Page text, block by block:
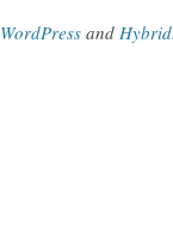
WordPress and Hybrid